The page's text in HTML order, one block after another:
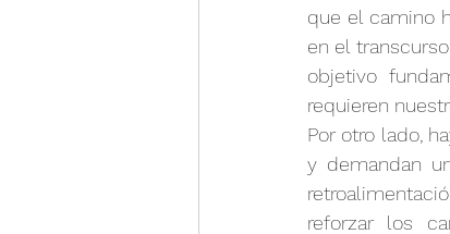
que el camino
en el
objetivo
requieren
Por otro lado,
y demandan
reforzar los